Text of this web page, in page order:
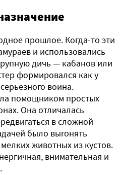
прошлое. Когда-то эти
и использовались
дичь — кабанов или
формировался как у
воина.
помощником простых
Она отличалась
в сложной
было выгонять
животных из кустов.
внимательная и